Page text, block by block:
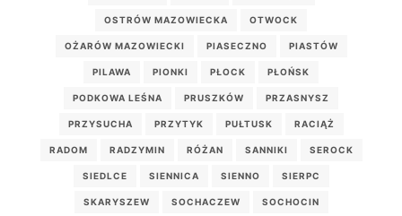
OSTRÓW MAZOWIECKA OTWOCK
OŻARÓW MAZOWIECKI PIASECZNO PIASTÓW
PILAWA PIONKI PŁOCK PŁOŃSK
PODKOWA LEŚNA PRUSZKÓW PRZASNYSZ
PRZYSUCHA PRZYTYK PUŁTUSK RACIĄŻ
RADOM RADZYMIN RÓŻAN SANNIKI SEROCK
SIEDLCE SIENNICA SIENNO SIERPC
SKARYSZEW SOCHACZEW SOCHOCIN